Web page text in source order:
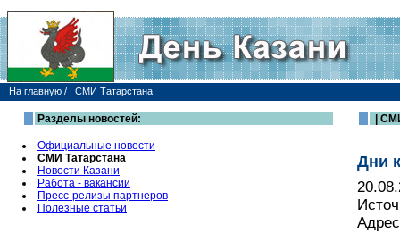
На главную / | СМИ Татарстана
Разделы новостей:
Официальные новости
СМИ Татарстана
Новости Казани
Работа - вакансии
Пресс-релизы партнеров
Полезные статьи
|
Дни